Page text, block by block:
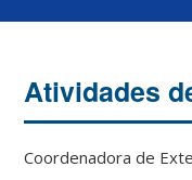
Atividades
Coordenadora de